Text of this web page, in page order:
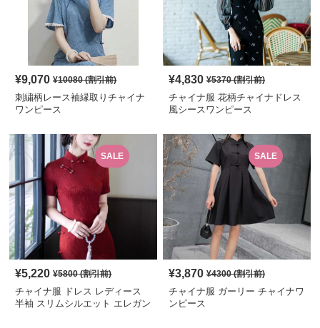
¥9,070 ¥10080(割引前)
刺繍柄レース袖縁取りチャイナ
ワンピース
¥4,830 ¥5370(割引前)
チャイナ服 花柄チャイナドレス
風シースワンピース
SALE
¥5,220 ¥5800(割引前)
チャイナ服 ドレス レディース
半袖 スリムシルエット エレガン
SALE
¥3,870 ¥4300(割引前)
チャイナ服 ガーリー チャイナワ
ンピース